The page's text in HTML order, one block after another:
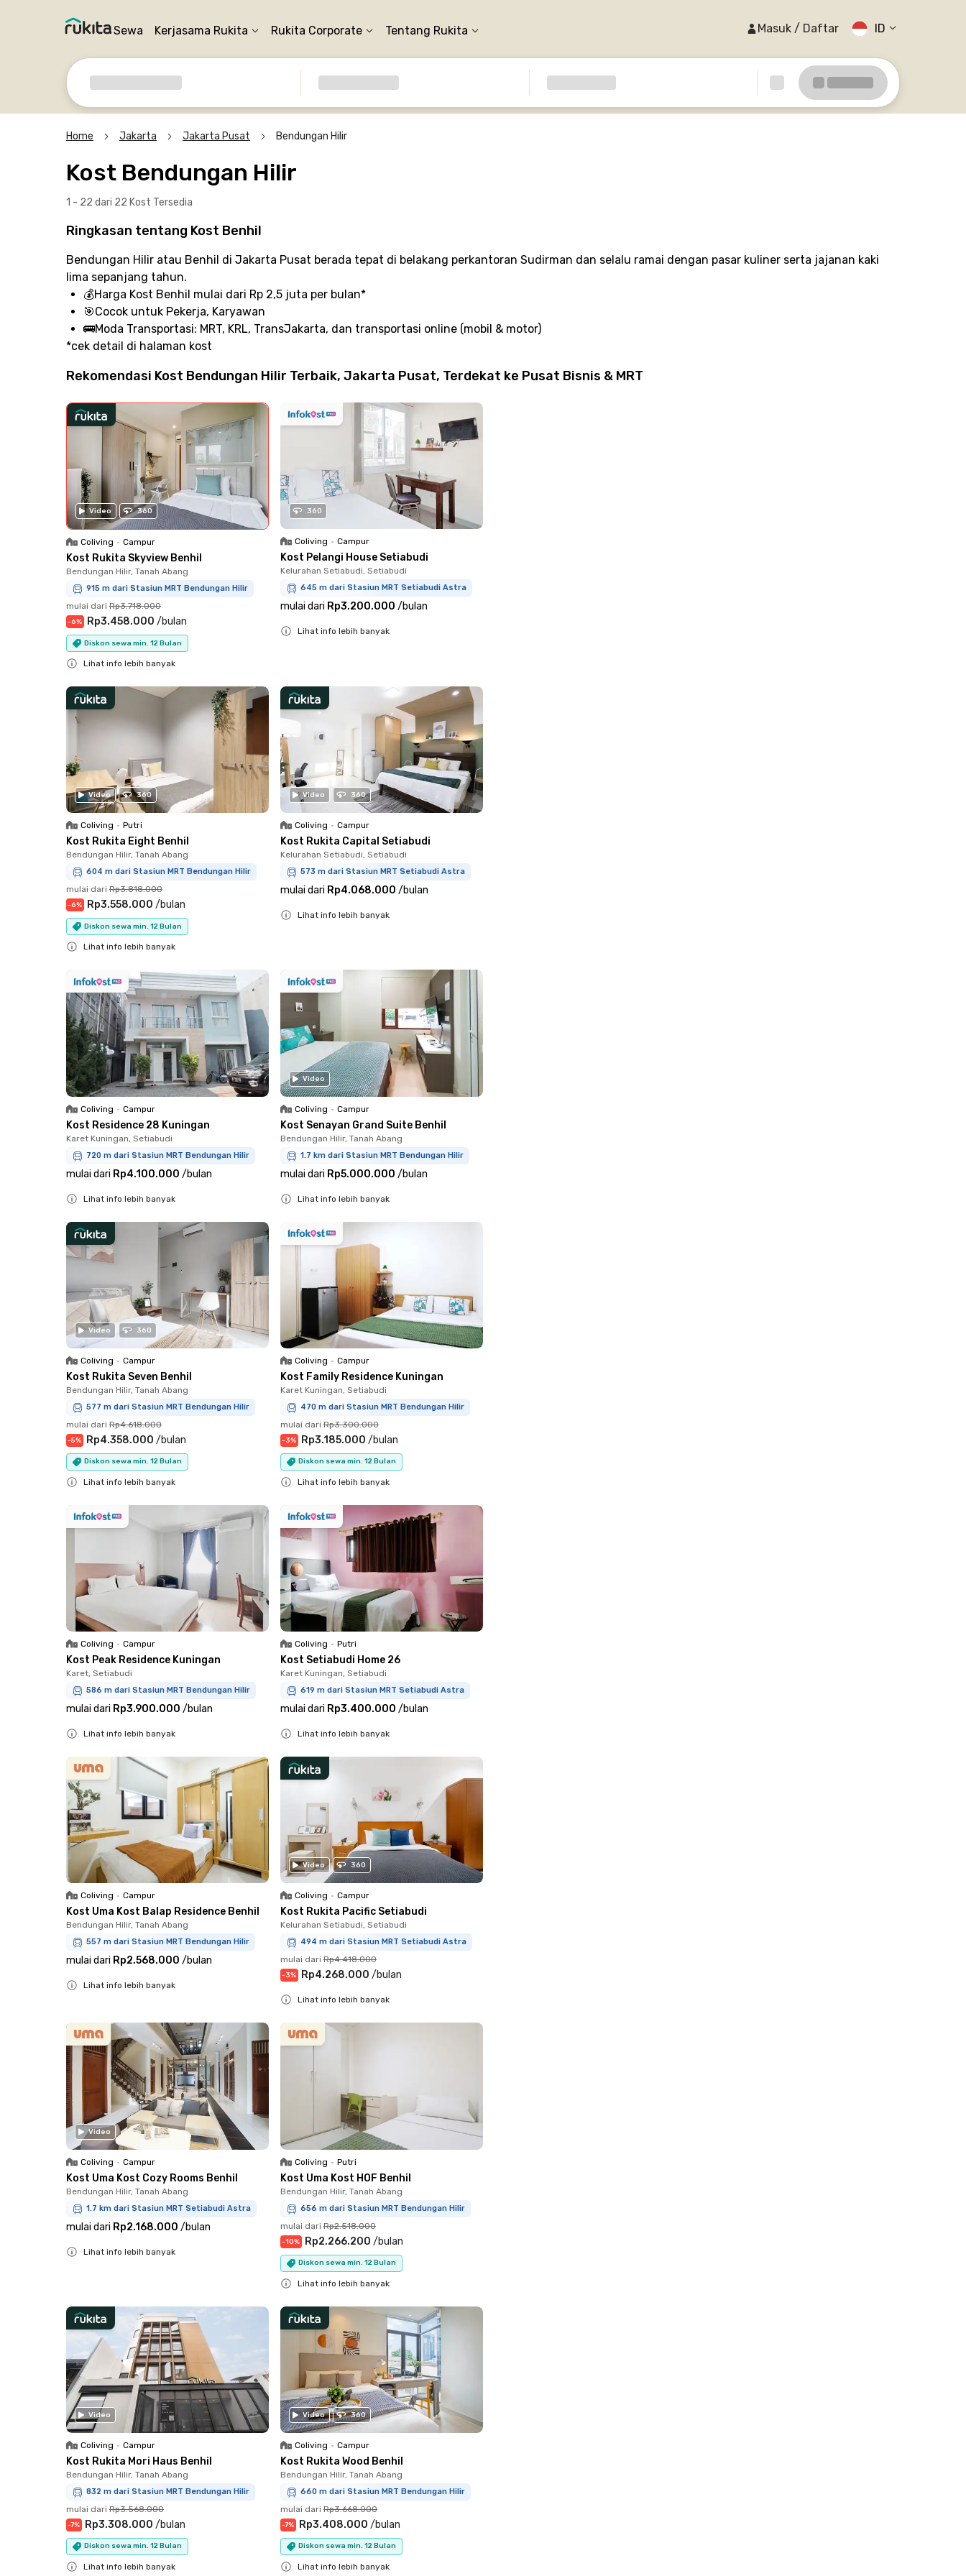
Sewa Kerjasama Rukita Rukita Corporate Tentang Rukita Masuk / Daftar ID
Home Jakarta Jakarta Pusat Bendungan Hilir
Kost Bendungan Hilir
1 - 22 dari 22 Kost Tersedia
Ringkasan tentang Kost Benhil
Bendungan Hilir atau Benhil di Jakarta Pusat berada tepat di belakang perkantoran Sudirman dan selalu ramai dengan pasar kuliner serta jajanan kaki
lima sepanjang tahun.
💰Harga Kost Benhil mulai dari Rp 2,5 juta per bulan*
🎯Cocok untuk Pekerja, Karyawan
🚌Moda Transportasi: MRT, KRL, TransJakarta, dan transportasi online (mobil & motor)
*cek detail di halaman kost
Rekomendasi Kost Bendungan Hilir Terbaik, Jakarta Pusat, Terdekat ke Pusat Bisnis & MRT
Video 360
Coliving • Campur
Kost Rukita Skyview Benhil
Bendungan Hilir, Tanah Abang
915 m dari Stasiun MRT Bendungan Hilir
mulai dari Rp3.718.000
-6% Rp3.458.000 /bulan
Diskon sewa min. 12 Bulan
Lihat info lebih banyak
360
Coliving • Campur
Kost Pelangi House Setiabudi
Kelurahan Setiabudi, Setiabudi
645 m dari Stasiun MRT Setiabudi Astra
mulai dari Rp3.200.000 /bulan
Lihat info lebih banyak
Video 360
Coliving • Putri
Kost Rukita Eight Benhil
Bendungan Hilir, Tanah Abang
604 m dari Stasiun MRT Bendungan Hilir
mulai dari Rp3.818.000
-6% Rp3.558.000 /bulan
Diskon sewa min. 12 Bulan
Lihat info lebih banyak
Video 360
Coliving • Campur
Kost Rukita Capital Setiabudi
Kelurahan Setiabudi, Setiabudi
573 m dari Stasiun MRT Setiabudi Astra
mulai dari Rp4.068.000 /bulan
Lihat info lebih banyak
Coliving • Campur
Kost Residence 28 Kuningan
Karet Kuningan, Setiabudi
720 m dari Stasiun MRT Bendungan Hilir
mulai dari Rp4.100.000 /bulan
Lihat info lebih banyak
Video
Coliving • Campur
Kost Senayan Grand Suite Benhil
Bendungan Hilir, Tanah Abang
1.7 km dari Stasiun MRT Bendungan Hilir
mulai dari Rp5.000.000 /bulan
Lihat info lebih banyak
Video 360
Coliving • Campur
Kost Rukita Seven Benhil
Bendungan Hilir, Tanah Abang
577 m dari Stasiun MRT Bendungan Hilir
mulai dari Rp4.618.000
-5% Rp4.358.000 /bulan
Diskon sewa min. 12 Bulan
Lihat info lebih banyak
Coliving • Campur
Kost Family Residence Kuningan
Karet Kuningan, Setiabudi
470 m dari Stasiun MRT Bendungan Hilir
mulai dari Rp3.300.000
-3% Rp3.185.000 /bulan
Diskon sewa min. 12 Bulan
Lihat info lebih banyak
Coliving • Campur
Kost Peak Residence Kuningan
Karet, Setiabudi
586 m dari Stasiun MRT Bendungan Hilir
mulai dari Rp3.900.000 /bulan
Lihat info lebih banyak
Coliving • Putri
Kost Setiabudi Home 26
Karet Kuningan, Setiabudi
619 m dari Stasiun MRT Setiabudi Astra
mulai dari Rp3.400.000 /bulan
Lihat info lebih banyak
Coliving • Campur
Kost Uma Kost Balap Residence Benhil
Bendungan Hilir, Tanah Abang
557 m dari Stasiun MRT Bendungan Hilir
mulai dari Rp2.568.000 /bulan
Lihat info lebih banyak
Video 360
Coliving • Campur
Kost Rukita Pacific Setiabudi
Kelurahan Setiabudi, Setiabudi
494 m dari Stasiun MRT Setiabudi Astra
mulai dari Rp4.418.000
-3% Rp4.268.000 /bulan
Lihat info lebih banyak
Video
Coliving • Campur
Kost Uma Kost Cozy Rooms Benhil
Bendungan Hilir, Tanah Abang
1.7 km dari Stasiun MRT Setiabudi Astra
mulai dari Rp2.168.000 /bulan
Lihat info lebih banyak
Coliving • Putri
Kost Uma Kost HOF Benhil
Bendungan Hilir, Tanah Abang
656 m dari Stasiun MRT Bendungan Hilir
mulai dari Rp2.518.000
-10% Rp2.266.200 /bulan
Diskon sewa min. 12 Bulan
Lihat info lebih banyak
Video
Coliving • Campur
Kost Rukita Mori Haus Benhil
Bendungan Hilir, Tanah Abang
832 m dari Stasiun MRT Bendungan Hilir
mulai dari Rp3.568.000
-7% Rp3.308.000 /bulan
Diskon sewa min. 12 Bulan
Lihat info lebih banyak
Video 360
Coliving • Campur
Kost Rukita Wood Benhil
Bendungan Hilir, Tanah Abang
660 m dari Stasiun MRT Bendungan Hilir
mulai dari Rp3.668.000
-7% Rp3.408.000 /bulan
Diskon sewa min. 12 Bulan
Lihat info lebih banyak